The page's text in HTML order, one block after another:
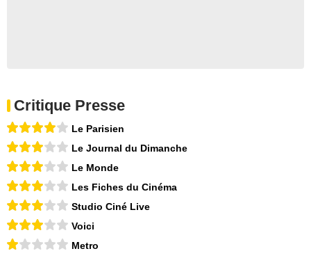
Critique Presse
Le Parisien
Le Journal du Dimanche
Le Monde
Les Fiches du Cinéma
Studio Ciné Live
Voici
Metro